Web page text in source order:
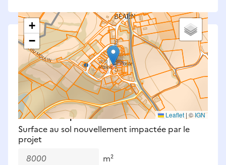
+
−
Leaflet | ©IGN
Saisissez les surfaces aménagées par le projet
Surfaces à prendre en compte : bâti, voirie,
espaces verts, remblais et bassins — impacts
définitifs et temporaires (travaux).
Nouveaux impacts
Surface au sol nouvellement impactée par le
projet
m²